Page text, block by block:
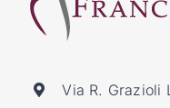
Via R. Grazioli